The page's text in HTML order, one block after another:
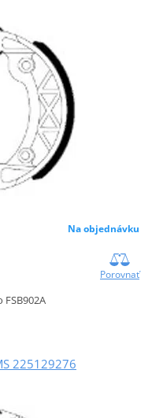
Na objednávku
Porovnať
FSB902A
225129276